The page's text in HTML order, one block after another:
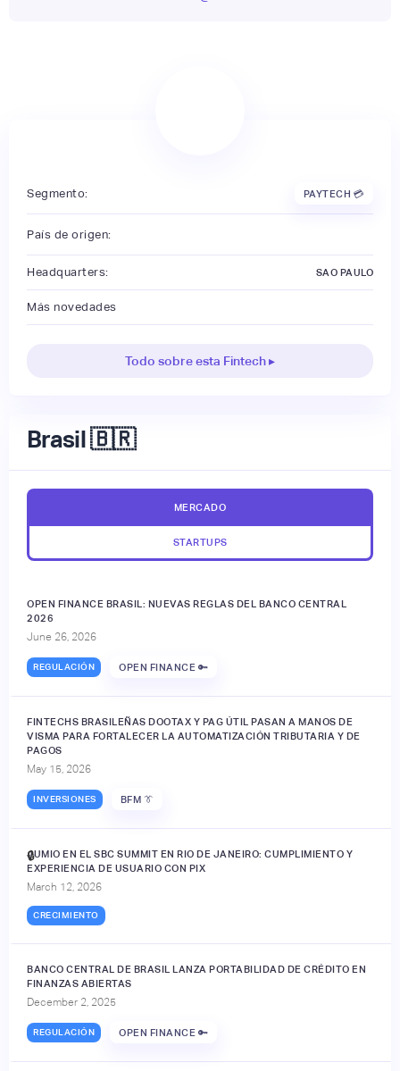
Segmento: PAYTECH 💳
País de origen:
Headquarters: SAO PAULO
Más novedades
Todo sobre esta Fintech ▸
Brasil 🇧🇷
MERCADO
STARTUPS
OPEN FINANCE BRASIL: NUEVAS REGLAS DEL BANCO CENTRAL
2026
June 26, 2026
REGULACIÓN OPEN FINANCE 🔑
FINTECHS BRASILEÑAS DOOTAX Y PAG ÚTIL PASAN A MANOS DE
VISMA PARA FORTALECER LA AUTOMATIZACIÓN TRIBUTARIA Y DE
PAGOS
May 15, 2026
INVERSIONES BFM 👔
JUMIO EN EL SBC SUMMIT EN RIO DE JANEIRO: CUMPLIMIENTO Y
EXPERIENCIA DE USUARIO CON PIX
March 12, 2026
CRECIMIENTO
🔒
BANCO CENTRAL DE BRASIL LANZA PORTABILIDAD DE CRÉDITO EN
FINANZAS ABIERTAS
December 2, 2025
REGULACIÓN OPEN FINANCE 🔑